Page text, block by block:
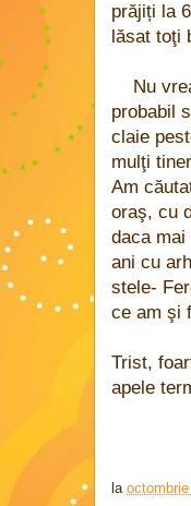
prăjiți la
lăsat toţi
Nu
probabil
claie
mulţi
Am
oraş, cu
daca
ani cu
stele-
ce am şi
Trist,
apele
la